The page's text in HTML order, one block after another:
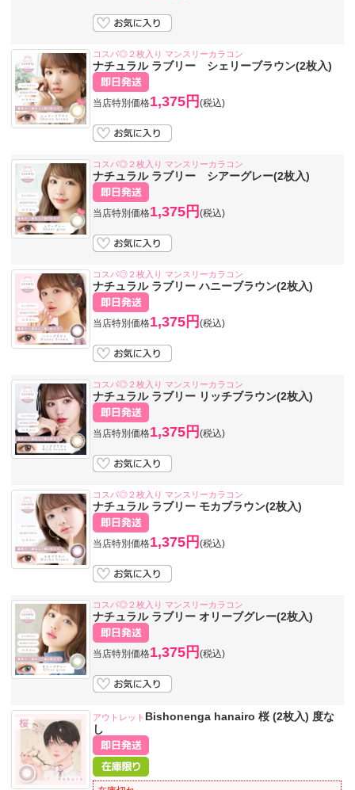
コスパ◎２枚入り マンスリーカラコン
ナチュラル ラブリー シェリーブラウン(2枚入)
当店特別価格1,375円 (税込)
コスパ◎２枚入り マンスリーカラコン
ナチュラル ラブリー シアーグレー(2枚入)
当店特別価格1,375円 (税込)
コスパ◎２枚入り マンスリーカラコン
ナチュラル ラブリー ハニーブラウン(2枚入)
当店特別価格1,375円 (税込)
コスパ◎２枚入り マンスリーカラコン
ナチュラル ラブリー リッチブラウン(2枚入)
当店特別価格1,375円 (税込)
コスパ◎２枚入り マンスリーカラコン
ナチュラル ラブリー モカブラウン(2枚入)
当店特別価格1,375円 (税込)
コスパ◎２枚入り マンスリーカラコン
ナチュラル ラブリー オリーブグレー(2枚入)
当店特別価格1,375円 (税込)
アウトレット Bishonenga hanairo 桜 (2枚入) 度な
し